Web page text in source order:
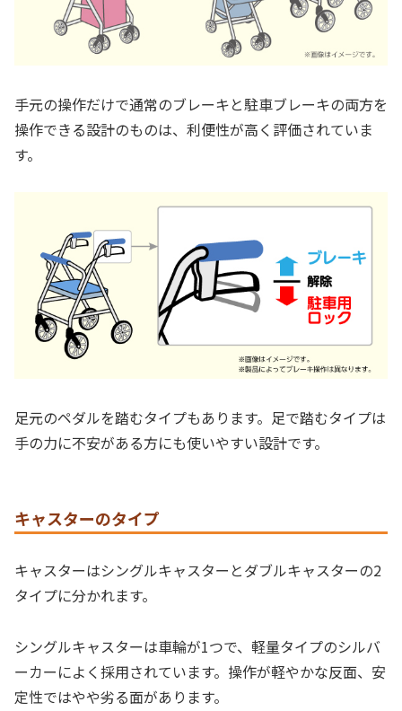
手元の操作だけで通常のブレーキと駐車ブレーキの両方を
操作できる設計のものは、利便性が高く評価されていま
す。
足元のペダルを踏むタイプもあります。足で踏むタイプは
手の力に不安がある方にも使いやすい設計です。
キャスターのタイプ
キャスターはシングルキャスターとダブルキャスターの2
タイプに分かれます。
シングルキャスターは車輪が1つで、軽量タイプのシルバ
ーカーによく採用されています。操作が軽やかな反面、安
定性ではやや劣る面があります。